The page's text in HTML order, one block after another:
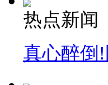
热点新闻
真心醉倒